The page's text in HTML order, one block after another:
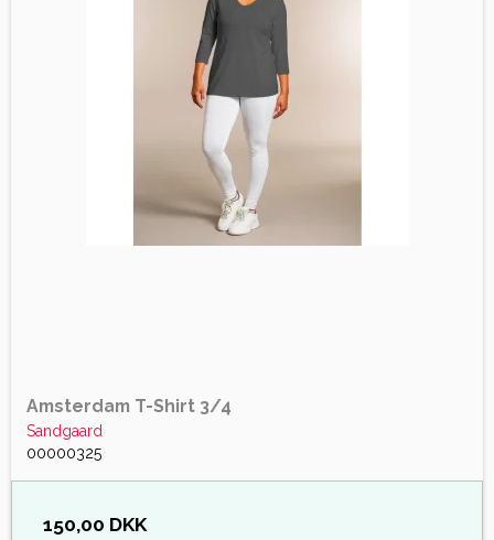
Amsterdam T-Shirt 3/4
Sandgaard
00000325
150,00 DKK